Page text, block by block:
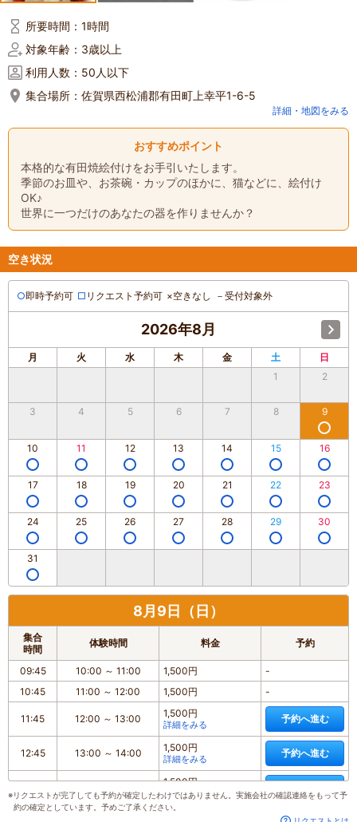
所要時間： 1時間
対象年齢： 3歳以上
利用人数： 50人以下
集合場所： 佐賀県西松浦郡有田町上幸平1-6-5
詳細・地図をみる
おすすめポイント
本格的な有田焼絵付けをお手引いたします。
季節のお皿や、お茶碗・カップのほかに、猫などに、絵付け
OK♪
世界に一つだけのあなたの器を作りませんか？
空き状況
○即時予約可 □ リクエスト予約可 ×空きなし － 受付対象外
2026年8月
月 火 水 木 金 土
日
1
2
3 4 5 6 7 8 9
10 11 12 13 14 15 16
17 18 19 20 21 22 23
24 25 26 27 28 29 30
31
8月9日（日）
集合
時間
体験時間 料金 予約
09:45 10:00 ～ 11:00 1,500円
-
10:45
11:00 ～ 12:00 1,500円 -
11:45 12:00 ～ 13:00 1,500円
詳細をみる 予約へ進む
12:45 13:00 ～ 14:00 1,500円
詳細をみる 予約へ進む
1,500円
詳細をみる
※リクエストが完了しても予約が確定したわけではありません。実施会社の確認連絡をもって予
約の確定としています。予めご了承ください。